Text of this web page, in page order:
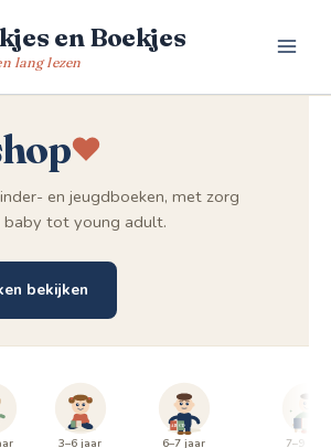
en Boekjes
lang lezen
en jeugdboeken, met zorg
baby tot young adult.
bekijken
3–6 jaar 6–7 jaar 7–9 jaar